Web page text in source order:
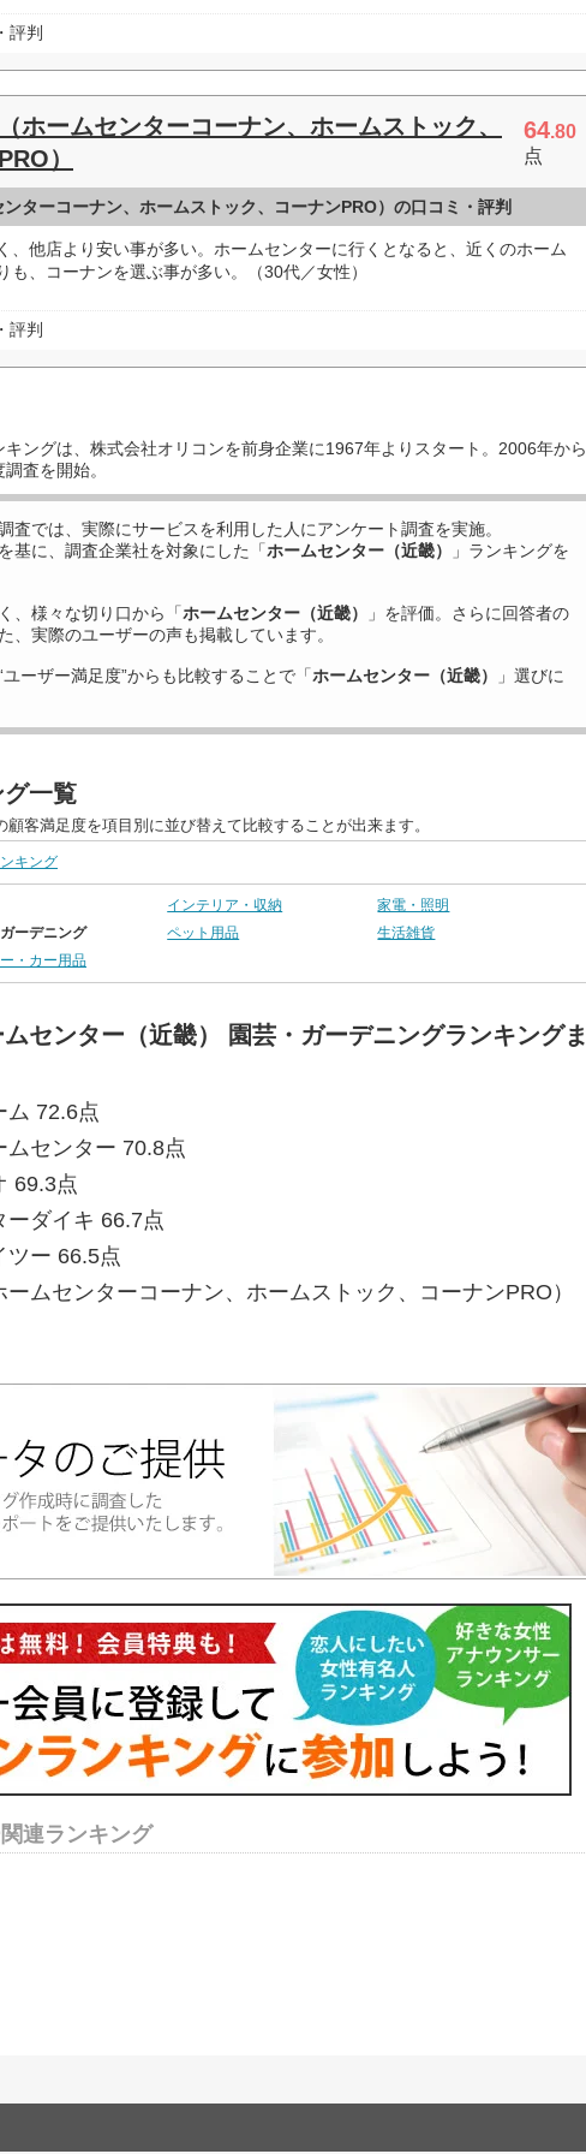
評判
ホームセンターコーナン、ホームストック、
）
64.80
点
ターコーナン、ホームストック、コーナンPRO）の口コミ・評判
、他店より安い事が多い。ホームセンターに行くとなると、近くのホーム
も、コーナンを選ぶ事が多い。（30代／女性）
評判
キングは、株式会社オリコンを前身企業に1967年よりスタート。2006年から
査を開始。
査では、実際にサービスを利用した 人にアンケート調査を実施。
基に、調査企業社を対象にした「ホームセンター（近畿）
」ランキングを
、様々な切り口から「ホームセンター（近畿）
」を評価。さらに回答者の
、実際のユーザーの声も掲載しています。
ーザー満足度”からも比較することで「ホームセンター（近畿）
」選びに
一覧
客満足度を項目別に並び替えて比較することが出来ます。
キング
インテリア・収納
家電・照明
ーデニング
ペット用品
生活雑貨
・カー用品
センター（近畿） 園芸・ガーデニングランキングま
ム 72.6点
ムセンター 70.8点
69.3点
ダイキ 66.7点
ツー 66.5点
ムセンターコーナン、ホームストック、コーナンPRO）
連ランキング